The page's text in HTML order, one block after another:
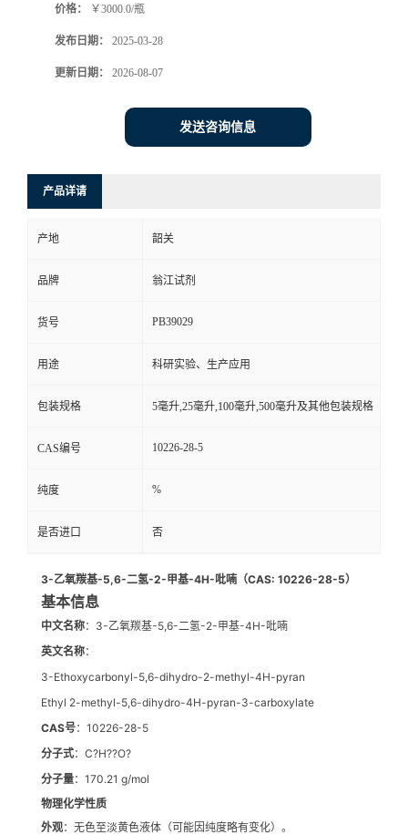
价格： ￥3000.0/瓶
发布日期： 2025-03-28
更新日期： 2026-08-07
发送咨询信息
产品详请
产地 韶关
品牌 翁江试剂
货号 PB39029
用途 科研实验、生产应用
包装规格 5毫升,25毫升,100毫升,500毫升及其他包装规格
CAS编号 10226-28-5
纯度 %
是否进口 否
3-乙氧羰基-5,6-二氢-2-甲基-4H-吡喃（CAS: 10226-28-5）
基本信息
中文名称：3-乙氧羰基-5,6-二氢-2-甲基-4H-吡喃
英文名称：
3-Ethoxycarbonyl-5,6-dihydro-2-methyl-4H-pyran
Ethyl 2-methyl-5,6-dihydro-4H-pyran-3-carboxylate
CAS号：10226-28-5
分子式：C?H??O?
分子量：170.21 g/mol
物理化学性质
外观：无色至淡黄色液体（可能因纯度略有变化）。